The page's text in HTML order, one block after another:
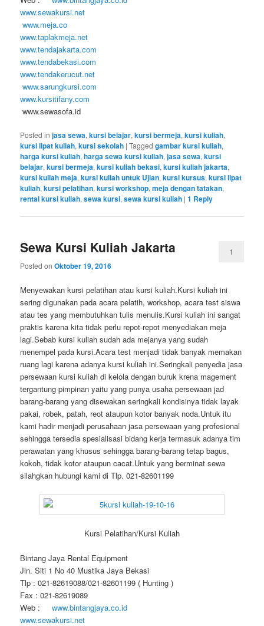
www.sewakursi.net
www.meja.co
www.taplakmeja.net
www.tendajakarta.com
www.tendabekasi.com
www.tendakerucut.net
www.sarungkursi.com
www.kursitifany.com
www.sewasofa.id
Posted in jasa sewa,kursi belajar,kursi bermeja,kursi kuliah,
kursi lipat kuliah,kursi sekolah |Tagged gambar kursi kuliah,
harga kursi kuliah,harga sewa kursi kuliah,jasa sewa,kursi
belajar,kursi bermeja,kursi kuliah bekasi,kursi kuliah jakarta,
kursi kuliah meja,kursi kuliah untuk Ujian,kursi kursus,kursi lipat
kuliah,kursi pelatihan,kursi workshop,meja dengan tatakan,
rental kursi kuliah,sewa kursi,sewa kursi kuliah |1 Reply
Sewa Kursi Kuliah Jakarta
Posted onOktober 19, 2016
1
Menyewakan kursi pelatihan atau kursi kuliah.Kursi kuliah ini
sering digunakan pada acara pelatih, workshop, acara test siswa
atau tes yang membutuhkan tulis menulis.Kursi kuliah ini sangat
praktis karena kita tidak perlu repot-repot menyediakan meja
lagi.Sebab kursi kuliah sudah ada mejanya yang sudah
menempel pada kursi.Acara test menjadi tidak banyak memakan
ruang lagi karena adanya kursi kuliah ini.Seringkali penyedia jasa
persewaan kursi kuliah di kelola dengan buruk krena magement
tergantung pimpinan yaitu yang punya usaha persewaan jad
barang-barang yang disewakan seringkali kondisinya tidak layak
pakai, robek, patah, reot ataupun kotor banyak noda.Untuk itu
kami hadir menjadi perusahaan jasa persewaan yang profesional
sehingga tersedia spesialisasi bidang kerja termasuk adanya tim
perawatan yang khusus sehingga barang-barang tetap bagus,
kokoh, tidak kotor ataupun cacat.Untuk yang berminat sewa
silahgkan hubungi kami di Tlp. 021-82601199
Kursi Pelatihan/Kursi Kuliah
Bintang Jaya Rental Equipment
Jln. Siti 1 No 40 Mustika Jaya Bekasi
Tlp : 021-82619088/021-82601199 ( Hunting )
Fax : 021-82619089
Web :
www.bintangjaya.co.id
www.sewakursi.net